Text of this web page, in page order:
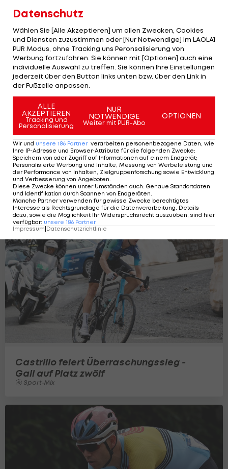
Roglic nähert sich bei Vuelta weiter der
Spitze an
Sport-Mix
Castrillo feiert Überraschungssieg -
Gall auf Platz zwölf
Sport-Mix
Datenschutz
Wählen Sie [Alle Akzeptieren] um allen Zwecken, Cookies
und Diensten zuzustimmen oder [Nur Notwendige] im LAOLA1
PUR Modus, ohne Tracking uns Peronsalisierung von
Werbung fortzufahren. Sie können mit [Optionen] auch eine
individuelle Auswahl zu treffen. Sie können Ihre Einstellungen
jederzeit über den Button links unten bzw. über den Link in
der Fußzeile anpassen.
ALLE
AKZEPTIEREN
Tracking und
Personalisierung
NUR
NOTWENDIGE
Weiter mit PUR-Abo
OPTIONEN
Wir und unsere 186 Partner verarbeiten personenbezogene Daten, wie
Ihre IP-Adresse und Browser-Attribute für die folgenden Zwecke:
Speichern von oder Zugriff auf Informationen auf einem Endgerät;
Personalisierte Werbung und Inhalte, Messung von Werbeleistung und
der Performance von Inhalten, Zielgruppenforschung sowie Entwicklung
und Verbesserung von Angeboten.
Diese Zwecke können unter Umständen auch: Genaue Standortdaten
und Identifikation durch Scannen von Endgeräten.
Manche Partner verwenden für gewisse Zwecke berechtigtes
Interesse als Rechtsgrundlage für die Datenverarbeitung. Details
dazu, sowie die Möglichkeit Ihr Widerspruchsrecht auszuüben, sind hier
verfügbar: unsere 186 Partner
Impressum Datenschutzrichtlinie